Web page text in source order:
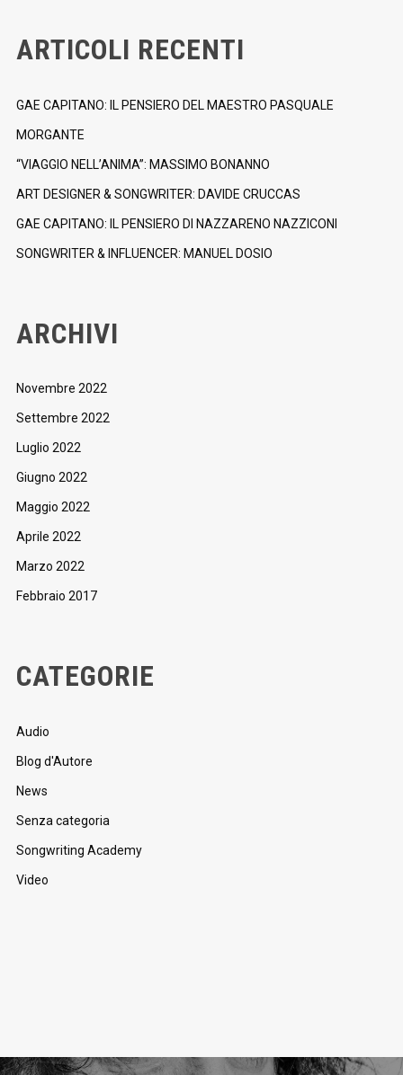
ARTICOLI RECENTI
GAE CAPITANO: IL PENSIERO DEL MAESTRO PASQUALE
MORGANTE
“VIAGGIO NELL’ANIMA”: MASSIMO BONANNO
ART DESIGNER & SONGWRITER: DAVIDE CRUCCAS
GAE CAPITANO: IL PENSIERO DI NAZZARENO NAZZICONI
SONGWRITER & INFLUENCER: MANUEL DOSIO
ARCHIVI
Novembre 2022
Settembre 2022
Luglio 2022
Giugno 2022
Maggio 2022
Aprile 2022
Marzo 2022
Febbraio 2017
CATEGORIE
Audio
Blog d'Autore
News
Senza categoria
Songwriting Academy
Video